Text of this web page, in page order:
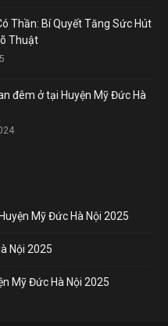
Thần: Bí Quyết Tăng Sức Hút
Thuật
đêm ở tại Huyện Mỹ Đức Hà
Mỹ Đức Hà Nội 2025
Nội 2025
Mỹ Đức Hà Nội 2025